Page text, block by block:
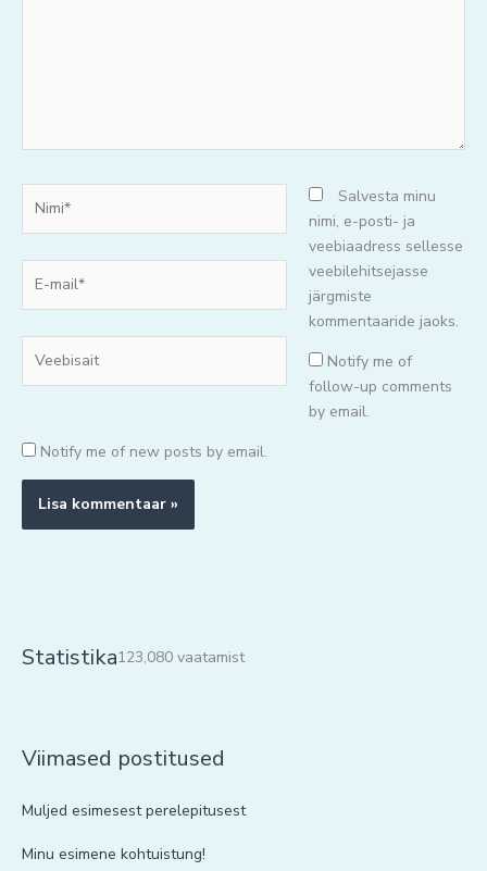
mail*
Salvesta minu
nimi, e-posti- ja
veebiaadress sellesse
veebilehitsejasse
järgmiste
kommentaaride jaoks.
Notify me of
follow-up comments
by email.
Notify me of new posts by email.
Statistika123,080 vaatamist
Viimased postitused
Muljed esimesest perelepitusest
Minu esimene kohtuistung!